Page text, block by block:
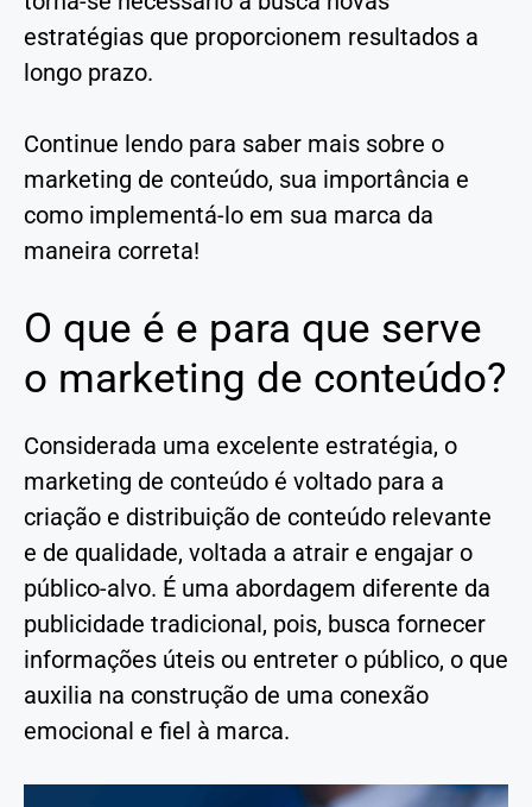
estratégias que proporcionem resultados a
longo prazo.
Continue lendo para saber mais sobre o
marketing de conteúdo, sua importância e
como implementá-lo em sua marca da
maneira correta!
O que é e para que serve
o marketing de conteúdo?
Considerada uma excelente estratégia, o
marketing de conteúdo é voltado para a
criação e distribuição de conteúdo relevante
e de qualidade, voltada a atrair e engajar o
público-alvo. É uma abordagem diferente da
publicidade tradicional, pois, busca fornecer
informações úteis ou entreter o público, o que
auxilia na construção de uma conexão
emocional e fiel à marca.